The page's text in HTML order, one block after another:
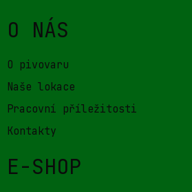
O NÁS
O pivovaru
Naše lokace
Pracovní příležitosti
Kontakty
E-SHOP